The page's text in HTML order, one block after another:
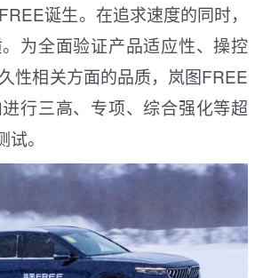
诞生。在追求速度的同时，
为全面验证产品适应性、操控
性相关方面的品质，岚图FREE
行三高、专项、综合强化等超
。